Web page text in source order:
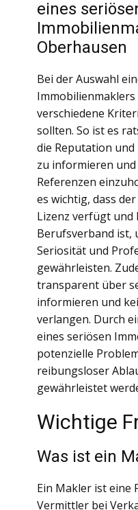
eines
Oberhausen
Bei der Auswahl
verschiedene
sollten. So ist es
die Reputation
zu informieren
Referenzen
es wichtig, dass
Lizenz verfügt und
Berufsverband ist,
Seriosität und
gewährleisten.
transparent über
informieren und
verlangen. Durch
eines seriösen
potenzielle
reibungsloser
gewährleistet
Wichtige
Was ist ein
Ein Makler ist eine
Vermittler bei